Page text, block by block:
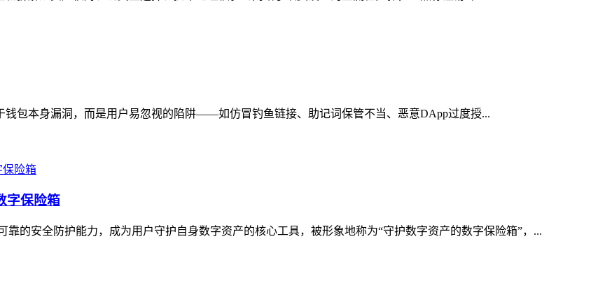
钱包本身漏洞，而是用户易忽视的陷阱——如仿冒钓鱼链接、助记词保管不当、恶意DApp过度授...
字保险箱
的安全防护能力，成为用户守护自身数字资产的核心工具，被形象地称为“守护数字资产的数字保险箱”，...